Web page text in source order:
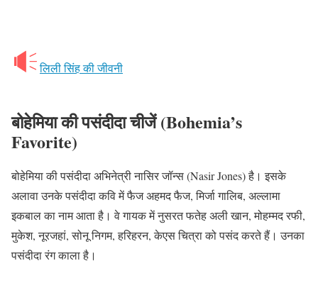
लिली सिंह की जीवनी
बोहेमिया की पसंदीदा चीजें (Bohemia’s
Favorite)
बोहेमिया की पसंदीदा अभिनेत्री नासिर जॉन्स (Nasir Jones) है। इसके
अलावा उनके पसंदीदा कवि में फैज अहमद फैज, मिर्जा गालिब, अल्लामा
इकबाल का नाम आता है। वे गायक में नुसरत फतेह अली खान, मोहम्मद रफी,
मुकेश, नूरजहां, सोनू निगम, हरिहरन, केएस चित्रा को पसंद करते हैं। उनका
पसंदीदा रंग काला है।